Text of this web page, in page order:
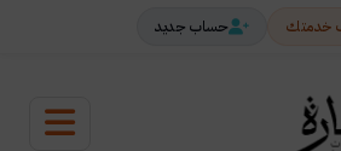
خدمتك حساب جديد